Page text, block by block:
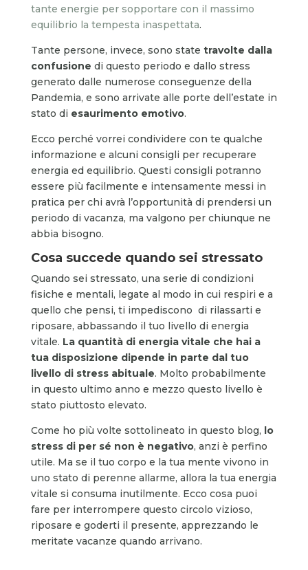
tante energie per sopportare con il massimo
equilibrio la tempesta inaspettata.
Tante persone, invece, sono state travolte dalla
confusione di questo periodo e dallo stress
generato dalle numerose conseguenze della
Pandemia, e sono arrivate alle porte dell’estate in
stato di esaurimento emotivo.
Ecco perché vorrei condividere con te qualche
informazione e alcuni consigli per recuperare
energia ed equilibrio. Questi consigli potranno
essere più facilmente e intensamente messi in
pratica per chi avrà l’opportunità di prendersi un
periodo di vacanza, ma valgono per chiunque ne
abbia bisogno.
Cosa succede quando sei stressato
Quando sei stressato, una serie di condizioni
fisiche e mentali, legate al modo in cui respiri e a
quello che pensi, ti impediscono di rilassarti e
riposare, abbassando il tuo livello di energia
vitale. La quantità di energia vitale che hai a
tua disposizione dipende in parte dal tuo
livello di stress abituale. Molto probabilmente
in questo ultimo anno e mezzo questo livello è
stato piuttosto elevato.
Come ho più volte sottolineato in questo blog, lo
stress di per sé non è negativo, anzi è perfino
utile. Ma se il tuo corpo e la tua mente vivono in
uno stato di perenne allarme, allora la tua energia
vitale si consuma inutilmente. Ecco cosa puoi
fare per interrompere questo circolo vizioso,
riposare e goderti il presente, apprezzando le
meritate vacanze quando arrivano.